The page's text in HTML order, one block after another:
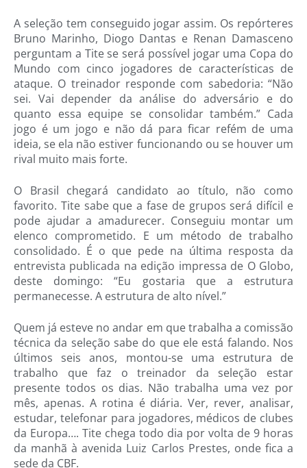
A seleção tem conseguido jogar assim. Os repórteres
Bruno Marinho, Diogo Dantas e Renan Damasceno
perguntam a Tite se será possível jogar uma Copa do
Mundo com cinco jogadores de características de
ataque. O treinador responde com sabedoria: “Não
sei. Vai depender da análise do adversário e do
quanto essa equipe se consolidar também.” Cada
jogo é um jogo e não dá para ficar refém de uma
ideia, se ela não estiver funcionando ou se houver um
rival muito mais forte.
O Brasil chegará candidato ao título, não como
favorito. Tite sabe que a fase de grupos será difícil e
pode ajudar a amadurecer. Conseguiu montar um
elenco comprometido. E um método de trabalho
consolidado. É o que pede na última resposta da
entrevista publicada na edição impressa de O Globo,
deste domingo: “Eu gostaria que a estrutura
permanecesse. A estrutura de alto nível.”
Quem já esteve no andar em que trabalha a comissão
técnica da seleção sabe do que ele está falando. Nos
últimos seis anos, montou-se uma estrutura de
trabalho que faz o treinador da seleção estar
presente todos os dias. Não trabalha uma vez por
mês, apenas. A rotina é diária. Ver, rever, analisar,
estudar, telefonar para jogadores, médicos de clubes
da Europa…. Tite chega todo dia por volta de 9 horas
da manhã à avenida Luiz Carlos Prestes, onde fica a
sede da CBF.